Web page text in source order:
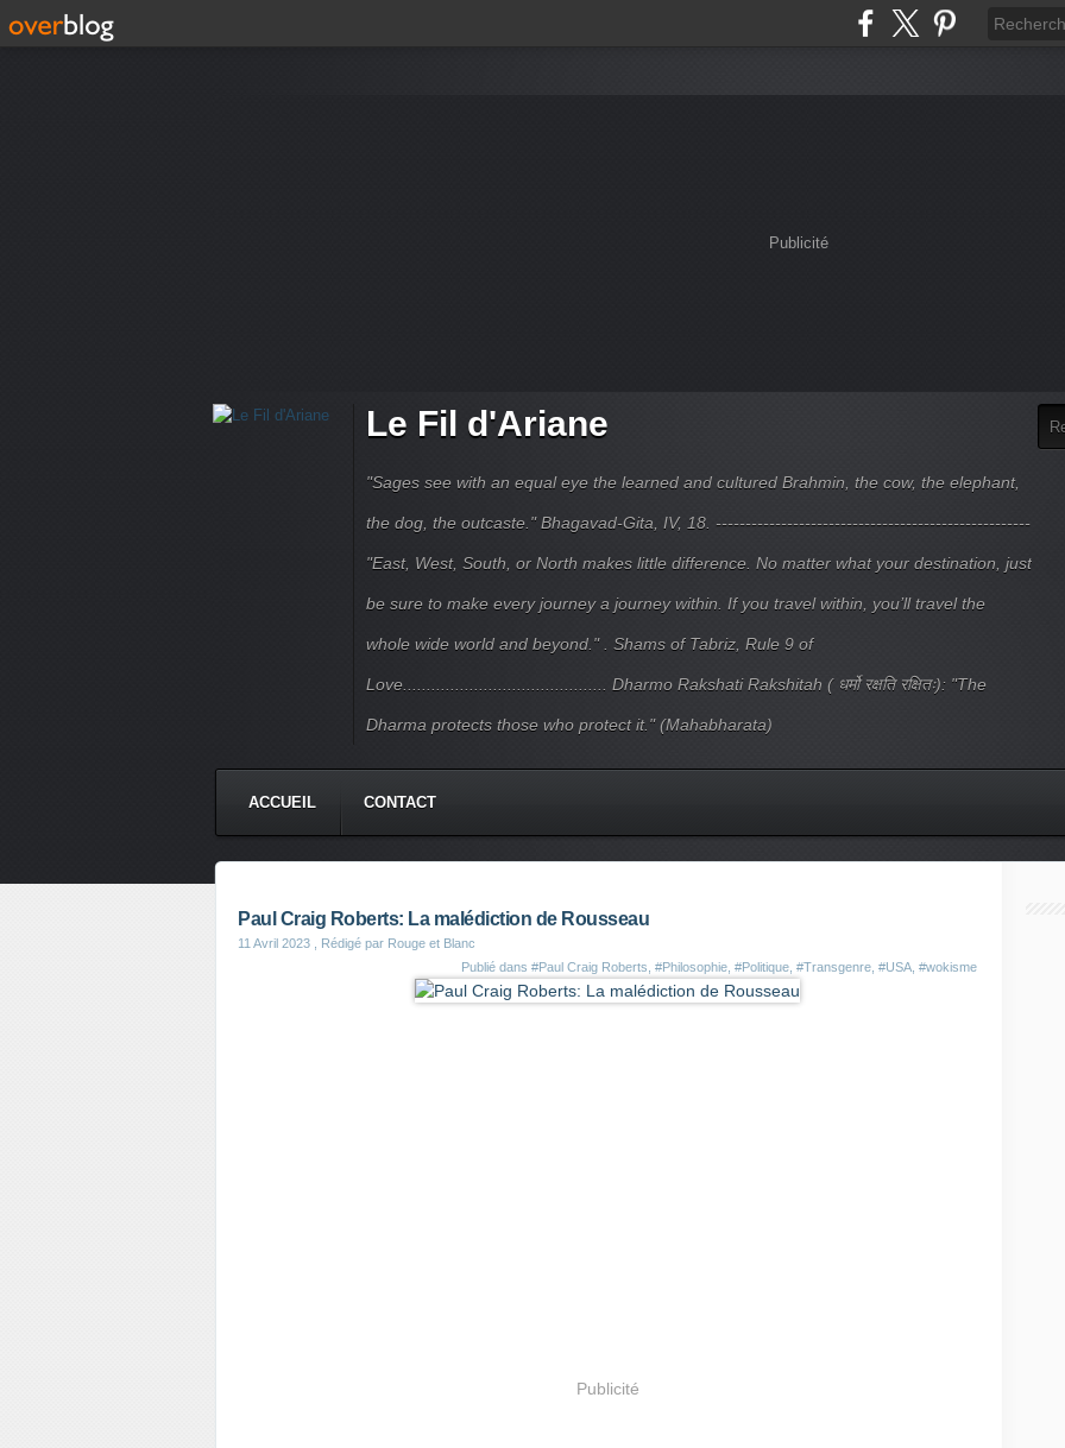
Publicité
Le Fil d'Ariane
"Sages see with an equal eye the learned and cultured Brahmin, the cow, the elephant,
the dog, the outcaste." Bhagavad-Gita, IV, 18. -----------------------------------------------------
"East, West, South, or North makes little difference. No matter what your destination, just
be sure to make every journey a journey within. If you travel within, you’ll travel the
whole wide world and beyond." . Shams of Tabriz, Rule 9 of
Love........................................... Dharmo Rakshati Rakshitah ( धर्मो रक्षति रक्षितः): "The
Dharma protects those who protect it." (Mahabharata)
ACCUEIL CONTACT
Paul Craig Roberts: La malédiction de Rousseau
11 Avril 2023 , Rédigé par Rouge et Blanc
Publié dans #Paul Craig Roberts #Philosophie #Politique #Transgenre #USA #wokisme
Publicité